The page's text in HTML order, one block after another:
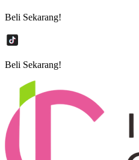
Beli Sekarang!
Beli Sekarang!